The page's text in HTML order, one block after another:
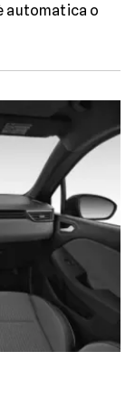
automatica o